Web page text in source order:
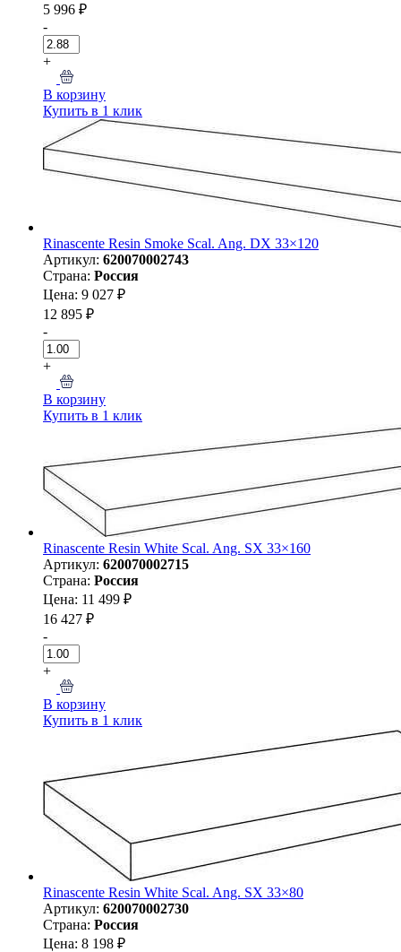
5 996 ₽
-
+
В корзину
Купить в 1 клик
Rinascente Resin Smoke Scal. Ang. DX 33×120
Артикул: 620070002743
Страна: Россия
Цена: 9 027 ₽
12 895 ₽
-
+
В корзину
Купить в 1 клик
Rinascente Resin White Scal. Ang. SX 33×160
Артикул: 620070002715
Страна: Россия
Цена: 11 499 ₽
16 427 ₽
-
+
В корзину
Купить в 1 клик
Rinascente Resin White Scal. Ang. SX 33×80
Артикул: 620070002730
Страна: Россия
Цена: 8 198 ₽